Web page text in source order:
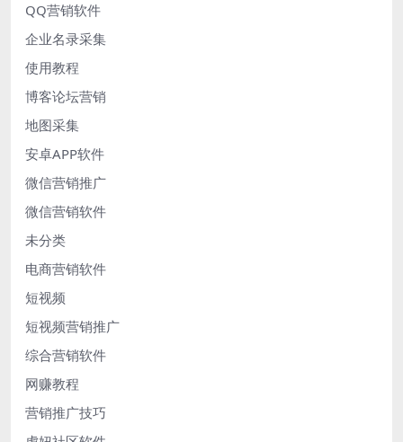
QQ营销软件
企业名录采集
使用教程
博客论坛营销
地图采集
安卓APP软件
微信营销推广
微信营销软件
未分类
电商营销软件
短视频
短视频营销推广
综合营销软件
网赚教程
营销推广技巧